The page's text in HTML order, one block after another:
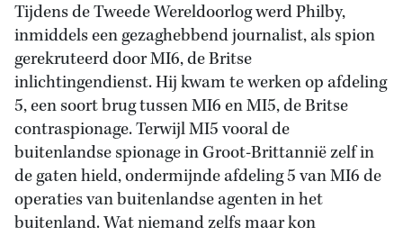
Tijdens de Tweede Wereldoorlog werd Philby,
inmiddels een gezaghebbend journalist, als spion
gerekruteerd door MI6, de Britse
inlichtingendienst. Hij kwam te werken op afdeling
5, een soort brug tussen MI6 en MI5, de Britse
contraspionage. Terwijl MI5 vooral de
buitenlandse spionage in Groot-Brittannië zelf in
de gaten hield, ondermijnde afdeling 5 van MI6 de
operaties van buitenlandse agenten in het
buitenland. Wat niemand zelfs maar kon